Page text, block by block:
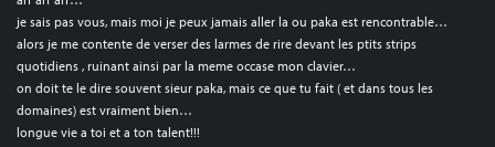
je sais pas vous, mais moi je peux jamais aller la ou paka est rencontrable…
alors je me contente de verser des larmes de rire devant les ptits strips
quotidiens , ruinant ainsi par la meme occase mon clavier…
on doit te le dire souvent sieur paka, mais ce que tu fait ( et dans tous les
domaines) est vraiment bien…
longue vie a toi et a ton talent!!!